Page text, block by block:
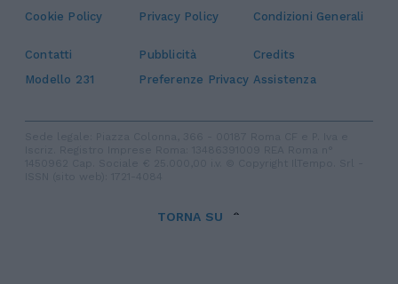
Cookie Policy Privacy Policy Condizioni Generali
Contatti Pubblicità
Credits
Modello 231
Preferenze Privacy Assistenza
TORNA SU